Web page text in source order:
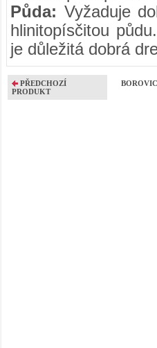
Půda: Vyžaduje
hlinitopísčitou
je důležitá dobrá
PŘEDCHOZÍ
PRODUKT